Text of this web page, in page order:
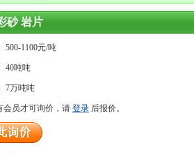
砂 岩片
500-1100元/吨
40吨吨
7万吨吨
会员才可询价，请 登录 后报价。